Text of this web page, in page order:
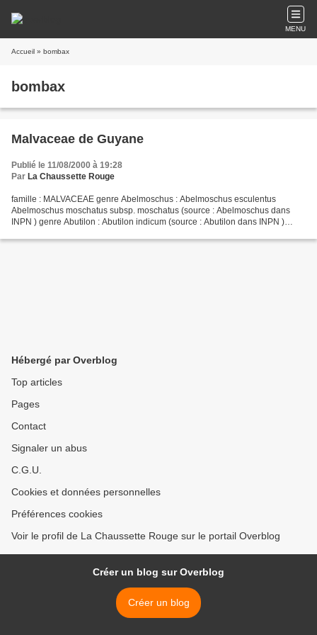
MENU
Accueil » bombax
bombax
Malvaceae de Guyane
Publié le 11/08/2000 à 19:28
Par La Chaussette Rouge
famille : MALVACEAE genre Abelmoschus : Abelmoschus esculentus
Abelmoschus moschatus subsp. moschatus (source : Abelmoschus dans
INPN ) genre Abutilon : Abutilon indicum (source : Abutilon dans INPN )
Hébergé par Overblog
Top articles
Pages
Contact
Signaler un abus
C.G.U.
Cookies et données personnelles
Préférences cookies
Voir le profil de La Chaussette Rouge sur le portail Overblog
Créer un blog sur Overblog
Créer un blog